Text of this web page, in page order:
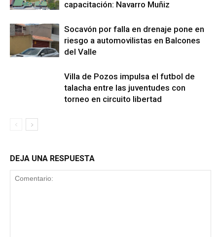
capacitación: Navarro Muñiz
Socavón por falla en drenaje pone en
riesgo a automovilistas en Balcones
del Valle
Villa de Pozos impulsa el futbol de
talacha entre las juventudes con
torneo en circuito libertad
DEJA UNA RESPUESTA